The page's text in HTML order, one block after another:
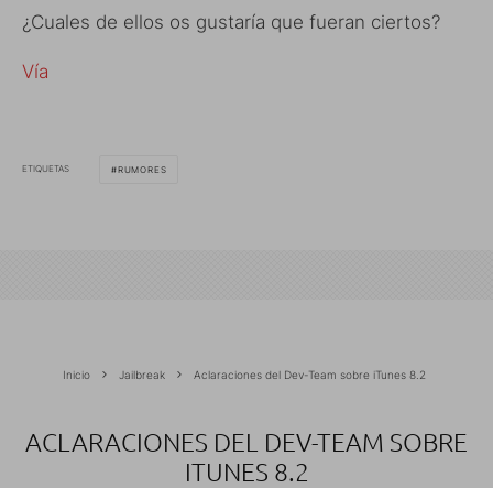
¿Cuales de ellos os gustaría que fueran ciertos?
Vía
ETIQUETAS RUMORES
Inicio Jailbreak Aclaraciones del Dev-Team sobre iTunes 8.2
ACLARACIONES DEL DEV-TEAM SOBRE
ITUNES 8.2